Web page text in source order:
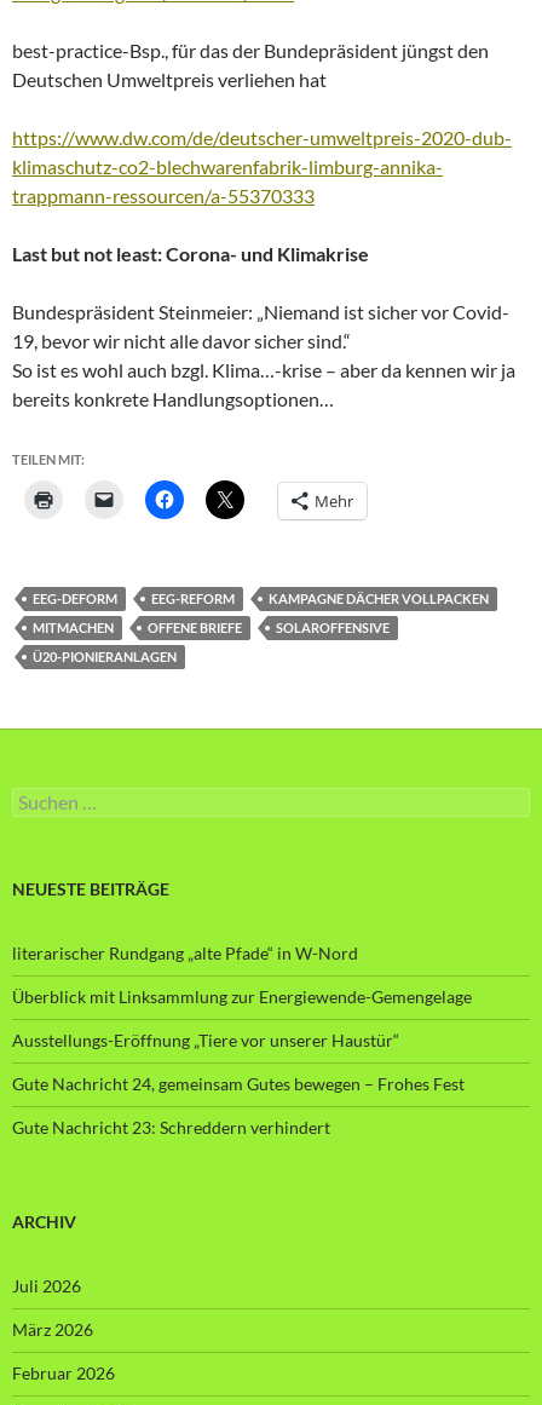
best-practice-Bsp., für das der Bundepräsident jüngst den
Deutschen Umweltpreis verliehen hat
https://www.dw.com/de/deutscher-umweltpreis-2020-dub-
klimaschutz-co2-blechwarenfabrik-limburg-annika-
trappmann-ressourcen/a-55370333
Last but not least: Corona- und Klimakrise
Bundespräsident Steinmeier: „Niemand ist sicher vor Covid-
19, bevor wir nicht alle davor sicher sind.“
So ist es wohl auch bzgl. Klima…-krise – aber da kennen wir ja
bereits konkrete Handlungsoptionen…
TEILEN MIT:
Mehr
EEG-DEFORM EEG-REFORM
KAMPAGNE DÄCHER VOLLPACKEN
MITMACHEN
OFFENE BRIEFE
SOLAROFFENSIVE
Ü20-PIONIERANLAGEN
Suche
nach:
NEUESTE BEITRÄGE
literarischer Rundgang „alte Pfade“ in W-Nord
Überblick mit Linksammlung zur Energiewende-Gemengelage
Ausstellungs-Eröffnung „Tiere vor unserer Haustür“
Gute Nachricht 24, gemeinsam Gutes bewegen – Frohes Fest
Gute Nachricht 23: Schreddern verhindert
ARCHIV
Juli 2026
März 2026
Februar 2026